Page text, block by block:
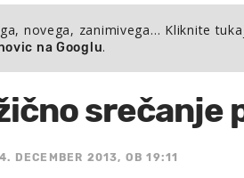
novega, zanimivega… Kliknite
na Googlu.
srečanje
DECEMBER 2013, OB 19:11